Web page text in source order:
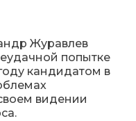
Журавлев
попытке
кандидатом в
видении